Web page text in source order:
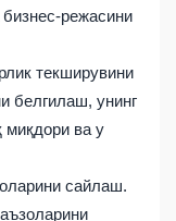
режасини
текширувини
белгилаш, унинг
миқдори ва у
сайлаш.